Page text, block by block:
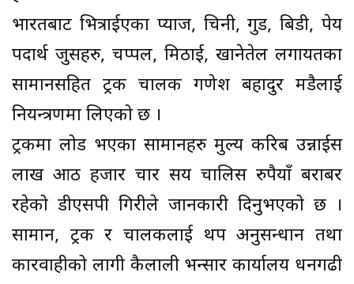
भारतबाट भित्राईएका प्याज, चिनी, गुड, बिडी, पेय
पदार्थ जुसहरु, चप्पल, मिठाई, खानेतेल लगायतका
सामानसहित ट्रक चालक गणेश बहादुर मडैलाई
नियन्त्रणमा लिएको छ ।
ट्रकमा लोड भएका सामानहरु मुल्य करिब उन्नाईस
लाख आठ हजार चार सय चालिस रुपैयाँ बराबर
रहेको डीएसपी गिरीले जानकारी दिनुभएको छ ।
सामान, ट्रक र चालकलाई थप अनुसन्धान तथा
कारवाहीको लागी कैलाली भन्सार कार्यालय धनगढी